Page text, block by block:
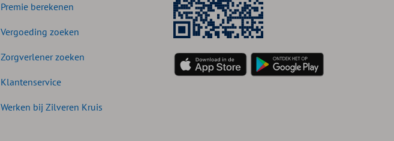
Premie berekenen
Vergoeding zoeken
Zorgverlener zoeken
Klantenservice
Werken bij Zilveren Kruis